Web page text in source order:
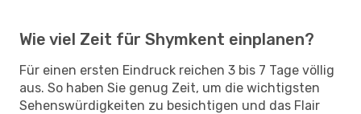
Wie viel Zeit für Shymkent einplanen?
Für einen ersten Eindruck reichen 3 bis 7 Tage völlig
aus. So haben Sie genug Zeit, um die wichtigsten
Sehenswürdigkeiten zu besichtigen und das Flair